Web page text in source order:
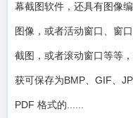
幕截图软件，还具有图像
图像，或者活动窗口、窗
截图，或者滚动窗口等等
获可保存为BMP、GIF、
PDF 格式的......